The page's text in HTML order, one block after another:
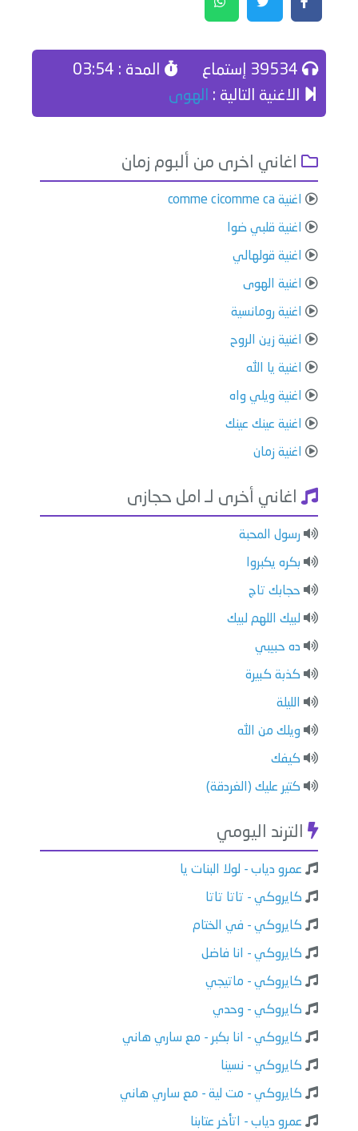
المدة : 03:54
الاغنية التالية :
الهوى
اغاني اخرى من ألبوم زمان
اغنية comme cicomme ca
اغنية قلبي ضوا
اغنية قولهالي
اغنية الهوى
اغنية رومانسية
اغنية زين الروح
اغنية يا الله
اغنية ويلي واه
اغنية عينك عينك
اغنية زمان
اغاني أخرى لـ امل حجازى
رسول المحبة
بكره يكبروا
حجابك تاج
لبيك اللهم لبيك
ده حبيبي
كذبة كبيرة
الليلة
ويلك من الله
كيفك
كتير عليك (الغردقة)
الترند اليومي
عمرو دياب - لولا البنات يا
كايروكي - تاتا تاتا
كايروكي - في الختام
كايروكي - انا فاضل
كايروكي - ماتيجي
كايروكي - وحدي
كايروكي - انا بكبر - مع ساري هاني
كايروكي - نسينا
كايروكي - مت لية - مع ساري هاني
عمرو دياب - اتأخر عتابنا